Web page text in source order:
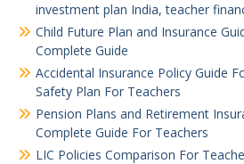
investment plan India, teacher
Child Future Plan and Insurance
Complete Guide
Accidental Insurance Policy Guide
Safety Plan For Teachers
Pension Plans and Retirement
Complete Guide For Teachers
LIC Policies Comparison For